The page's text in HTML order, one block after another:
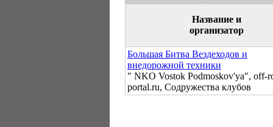
Название и
организатор
Большая Битва Вездеходов и
внедорожной техники
" NKO Vostok Podmoskov'ya", off-
portal.ru, Содружества клубов